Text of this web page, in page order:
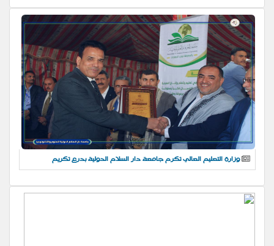
وزارة التعليم العالي تكرم جامعة دار السلام الدولية بدرع تكريم